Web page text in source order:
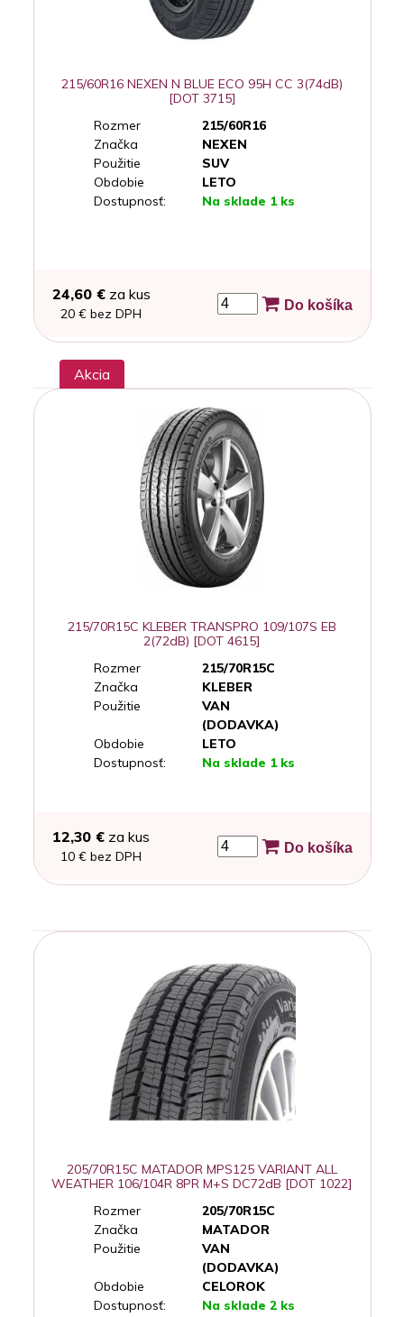
215/60R16 NEXEN N BLUE ECO 95H CC 3(74dB)
[DOT 3715]
Rozmer
215/60R16
Značka
NEXEN
Použitie
SUV
Obdobie
LETO
Dostupnosť:
Na sklade 1 ks
24,60 €za kus
20 € bez DPH
Do košíka
Akcia
215/70R15C KLEBER TRANSPRO 109/107S EB
2(72dB) [DOT 4615]
Rozmer
215/70R15C
Značka
KLEBER
Použitie
VAN
(DODAVKA)
Obdobie
LETO
Dostupnosť:
Na sklade 1 ks
12,30 €za kus
10 € bez DPH
Do košíka
205/70R15C MATADOR MPS125 VARIANT ALL
WEATHER 106/104R 8PR M+S DC72dB [DOT 1022]
Rozmer
205/70R15C
Značka
MATADOR
Použitie
VAN
(DODAVKA)
Obdobie
CELOROK
Dostupnosť:
Na sklade 2 ks